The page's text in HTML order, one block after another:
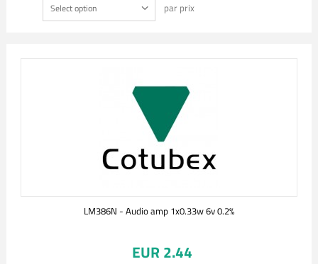
Select option par prix
LM386N - Audio amp 1x0.33w 6v 0.2%
EUR 2.44